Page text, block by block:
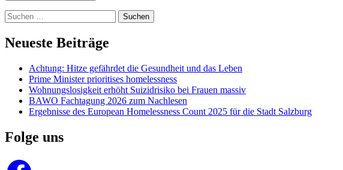
Suchen
nach:
Neueste Beiträge
Achtung: Hitze gefährdet die Gesundheit und das Leben
Prime Minister prioritises homelessness
Wohnungslosigkeit erhöht Suizidrisiko bei Frauen massiv
BAWO Fachtagung 2026 zum Nachlesen
Ergebnisse des European Homelessness Count 2025 für die Stadt Salzburg
Folge uns
Facebook